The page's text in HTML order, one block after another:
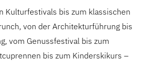
Kulturfestivals bis zum klassischen
von der Architekturführung bis
vom Genussfestival bis zum
bis zum Kinderskikurs –